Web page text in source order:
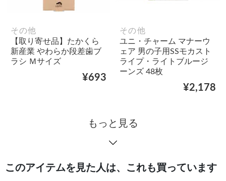
その他
【取り寄せ品】たかくら
新産業 やわらか段差歯ブ
ラシ Ｍサイズ
¥693
その他
ユニ・チャーム マナーウ
ェア 男の子用SSモカスト
ライプ・ライトブルージ
ーンズ 48枚
¥2,178
もっと見る
このアイテムを見た人は、これも買っています